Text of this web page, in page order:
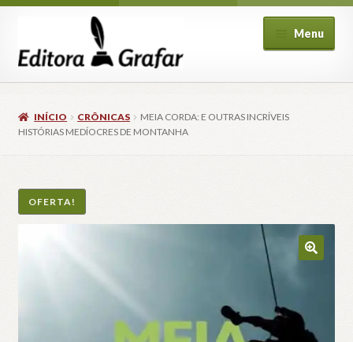
para
navegação
para
o
conteúdo
Menu
INÍCIO CRÔNICAS
MEIA CORDA: E OUTRAS INCRÍVEIS
HISTÓRIAS MEDÍOCRES DE MONTANHA
OFERTA!